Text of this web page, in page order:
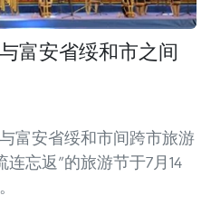
富安省绥和市之间
富安省绥和市间跨市旅游
忘返”的旅游节于7月14